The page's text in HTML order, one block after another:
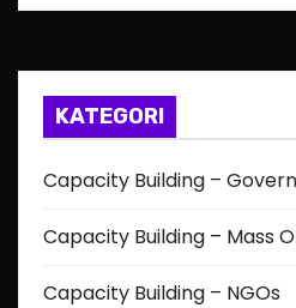
KATEGORI
Capacity Building –
Capacity Building – Mass
Capacity Building – NGOs